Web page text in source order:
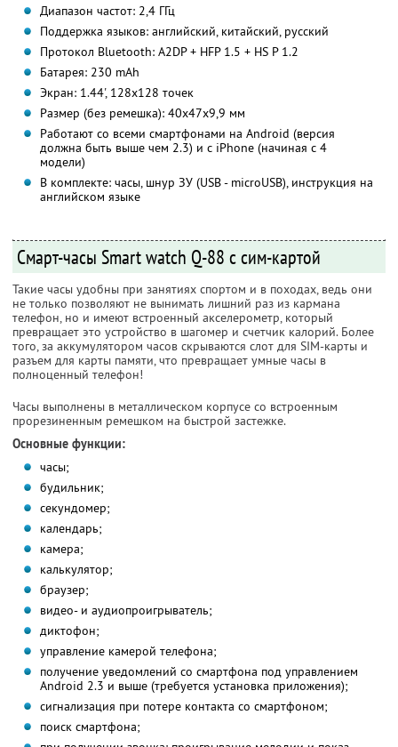
Диапазон частот: 2,4 ГГц
Поддержка языков: английский, китайский, русский
Протокол Bluetooth: A2DP + HFP 1.5 + HS P 1.2
Батарея: 230 mAh
Экран: 1.44', 128х128 точек
Размер (без ремешка): 40х47х9,9 мм
Работают со всеми смартфонами на Android (версия
должна быть выше чем 2.3) и с iPhone (начиная с 4
модели)
В комплекте: часы, шнур ЗУ (USB - microUSB), инструкция на
английском языке
Смарт-часы Smart watch Q-88 с сим-картой
Такие часы удобны при занятиях спортом и в походах, ведь они
не только позволяют не вынимать лишний раз из кармана
телефон, но и имеют встроенный акселерометр, который
превращает это устройство в шагомер и счетчик калорий. Более
того, за аккумулятором часов скрываются слот для SIM-карты и
разъем для карты памяти, что превращает умные часы в
полноценный телефон!
Часы выполнены в металлическом корпусе со встроенным
прорезиненным ремешком на быстрой застежке.
Основные функции:
часы;
будильник;
секундомер;
календарь;
камера;
калькулятор;
браузер;
видео- и аудиопроигрыватель;
диктофон;
управление камерой телефона;
получение уведомлений со смартфона под управлением
Android 2.3 и выше (требуется установка приложения);
сигнализация при потере контакта со смартфоном;
поиск смартфона;